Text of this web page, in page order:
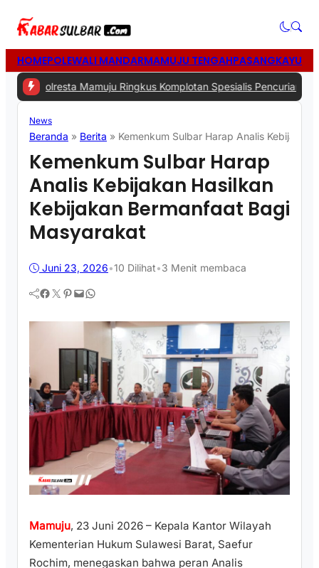
HOMEPOLEWALI MANDARMAMUJU TENGAHPASANGKAYU
Mamuju Ringkus Komplotan Spesialis Pencurian di Rumah
News
Beranda » Berita » Kemenkum Sulbar Harap Analis
Kemenkum Sulbar Harap
Analis Kebijakan Hasilkan
Kebijakan Bermanfaat Bagi
Masyarakat
Juni 23, 2026•10 Dilihat•3 Menit membaca
Facebook Twitter Pinterest Mail WhatsApp
Mamuju, 23 Juni 2026 – Kepala Kantor Wilayah
Kementerian Hukum Sulawesi Barat, Saefur
Rochim, menegaskan bahwa peran Analis